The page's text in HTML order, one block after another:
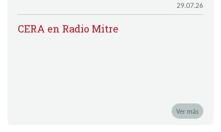
29.07.26
CERA en Radio Mitre
Ver más